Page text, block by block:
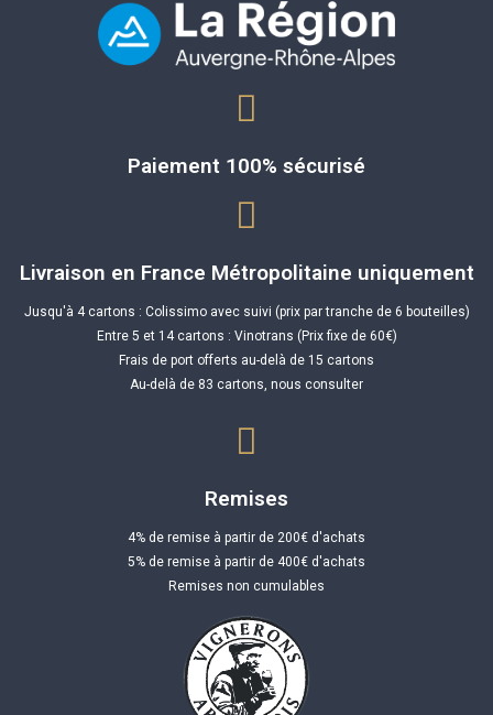
Paiement 100% sécurisé
Livraison en France Métropolitaine uniquement
Jusqu'à 4 cartons : Colissimo avec suivi (prix par tranche de 6 bouteilles)
Entre 5 et 14 cartons : Vinotrans (Prix fixe de 60€)
Frais de port offerts au-delà de 15 cartons
Au-delà de 83 cartons, nous consulter
Remises
4% de remise à partir de 200€ d'achats
5% de remise à partir de 400€ d'achats
Remises non cumulables